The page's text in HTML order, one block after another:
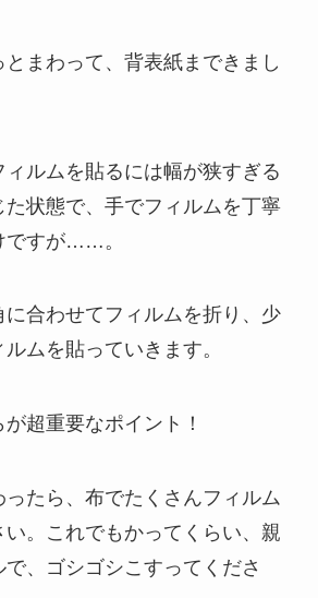
まわって、背表紙まできまし
ルムを貼るには幅が狭すぎる
状態で、手でフィルムを丁寧
ですが……。
合わせてフィルムを折り、少
ムを貼っていきます。
超重要なポイント！
たら、布でたくさんフィルム
い。これでもかってくらい、親
、ゴシゴシこすってくださ